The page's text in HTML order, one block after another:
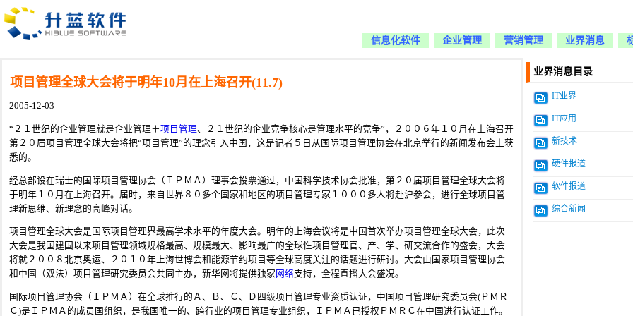
信息化软件 企业管理 营销管理 业界消息
项目管理全球大会将于明年10月在上海召开(11.7)
2005-12-03
“２１世纪的企业管理就是企业管理＋项目管理、２１世纪的企业竞争核心是管理水平的竞争”，２００６年１０月在上海召开
第２０届项目管理全球大会将把“项目管理”的理念引入中国，这是记者５日从国际项目管理协会在北京举行的新闻发布会上获
悉的。
经总部设在瑞士的国际项目管理协会（ＩＰＭＡ）理事会投票通过，中国科学技术协会批准，第２０届项目管理全球大会将
于明年１０月在上海召开。届时，来自世界８０多个国家和地区的项目管理专家１０００多人将赴沪参会，进行全球项目管
理新思维、新理念的高峰对话。
项目管理全球大会是国际项目管理界最高学术水平的年度大会。明年的上海会议将是中国首次举办项目管理全球大会，此次
大会是我国建国以来项目管理领域规格最高、规模最大、影响最广的全球性项目管理官、产、学、研交流合作的盛会，大会
将就２００８北京奥运、２０１０年上海世博会和能源节约项目等全球高度关注的话题进行研讨。大会由国家项目管理协会
和中国（双法）项目管理研究委员会共同主办，新华网将提供独家 网络支持，全程直播大会盛况。
国际项目管理协会（ＩＰＭＡ）在全球推行的Ａ、Ｂ、Ｃ、Ｄ四级项目管理专业资质认证，中国项目管理研究委员会(ＰＭＲ
Ｃ)是ＩＰＭＡ的成员国组织，是我国唯一的、跨行业的项目管理专业组织，ＩＰＭＡ已授权ＰＭＲＣ在中国进行认证工作。
业界消息目录
IT业界
IT应用
新技术
硬件报道
软件报道
综合新闻